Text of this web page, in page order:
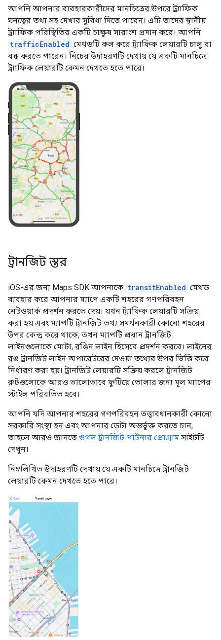
আপনি আপনার ব্যবহারকারীদের মানচিত্রের উপরে ট্র্যাফিক
ঘনত্বের তথ্য সহ দেখার সুবিধা দিতে পারেন। এটি তাদের স্থানীয়
ট্র্যাফিক পরিস্থিতির একটি চাক্ষুষ সারাংশ প্রদান করে। আপনি
trafficEnabled মেথডটি কল করে ট্র্যাফিক লেয়ারটি চালু বা
বন্ধ করতে পারেন। নিচের উদাহরণটি দেখায় যে একটি মানচিত্রে
ট্র্যাফিক লেয়ারটি কেমন দেখতে হতে পারে।
ট্রানজিট স্তর
iOS-এর জন্য Maps SDK আপনাকে transitEnabled মেথড
ব্যবহার করে আপনার ম্যাপে একটি শহরের গণপরিবহন
নেটওয়ার্ক প্রদর্শন করতে দেয়। যখন ট্র্যাফিক লেয়ারটি সক্রিয়
করা হয় এবং ম্যাপটি ট্রানজিট তথ্য সমর্থনকারী কোনো শহরের
উপর কেন্দ্র করে থাকে, তখন ম্যাপটি প্রধান ট্রানজিট
লাইনগুলোকে মোটা, রঙিন লাইন হিসেবে প্রদর্শন করবে। লাইনের
রঙ ট্রানজিট লাইন অপারেটরের দেওয়া তথ্যের উপর ভিত্তি করে
নির্ধারণ করা হয়। ট্রানজিট লেয়ারটি সক্রিয় করলে ট্রানজিট
রুটগুলোকে আরও ভালোভাবে ফুটিয়ে তোলার জন্য মূল ম্যাপের
স্টাইল পরিবর্তিত হবে।
আপনি যদি আপনার শহরের গণপরিবহন তত্ত্বাবধানকারী কোনো
সরকারি সংস্থা হন এবং আপনার ডেটা অন্তর্ভুক্ত করতে চান,
তাহলে আরও জানতে গুগল ট্রানজিট পার্টনার প্রোগ্রাম সাইটটি
দেখুন।
নিম্নলিখিত উদাহরণটি দেখায় যে একটি মানচিত্রে ট্রানজিট
লেয়ারটি কেমন দেখতে হতে পারে।